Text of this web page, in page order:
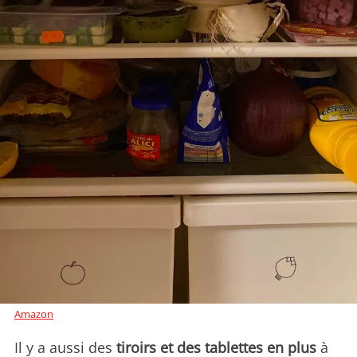
Amazon
Il y a aussi des tiroirs et des tablettes en plus à